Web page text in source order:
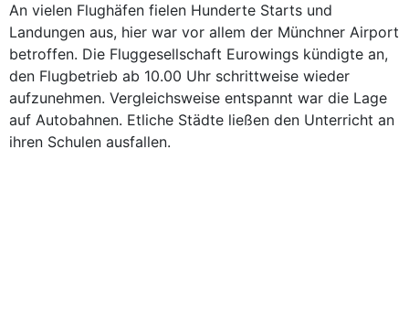
An vielen Flughäfen fielen Hunderte Starts und
Landungen aus, hier war vor allem der Münchner Airport
betroffen. Die Fluggesellschaft Eurowings kündigte an,
den Flugbetrieb ab 10.00 Uhr schrittweise wieder
aufzunehmen. Vergleichsweise entspannt war die Lage
auf Autobahnen. Etliche Städte ließen den Unterricht an
ihren Schulen ausfallen.